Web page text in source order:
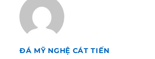
ĐÁ MỸ NGHỆ CÁT TIẾN